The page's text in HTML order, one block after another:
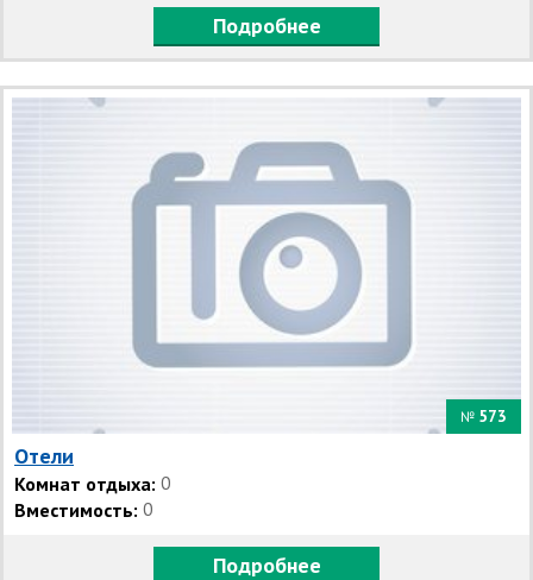
Подробнее
№ 573
Отели
Комнат отдыха: 0
Вместимость: 0
Подробнее